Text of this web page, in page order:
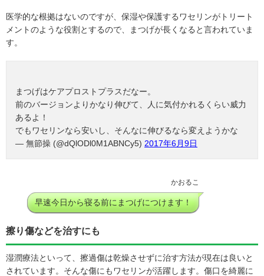
医学的な根拠はないのですが、保湿や保護するワセリンがトリート
メントのような役割とするので、まつげが長くなると言われていま
す。
まつげはケアプロストプラスだなー。
前のバージョンよりかなり伸びて、人に気付かれるくらい威力
あるよ！
でもワセリンなら安いし、そんなに伸びるなら変えようかな
— 無節操 (@dQlODl0M1ABNCy5) 2017年6月9日
かおるこ
早速今日から寝る前にまつげにつけます！
擦り傷などを治すにも
湿潤療法といって、擦過傷は乾燥させずに治す方法が現在は良いと
されています。そんな傷にもワセリンが活躍します。傷口を綺麗に